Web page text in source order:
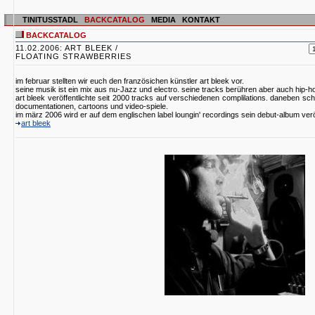
TINITUSSTADL BACKCATALOG MEDIA
KONTAKT
BACKCATALOG
11.02.2006: ART BLEEK /
FLOATING STRAWBERRIES
im februar stellten wir euch den französichen künstler art bleek vor.
seine musik ist ein mix aus nu-Jazz und electro. seine tracks berühren aber auch hip-
art bleek veröffentlichte seit 2000 tracks auf verschiedenen complilations. daneben
documentationen, cartoons und video-spiele.
im märz 2006 wird er auf dem englischen label loungin' recordings sein debut-album
art bleek